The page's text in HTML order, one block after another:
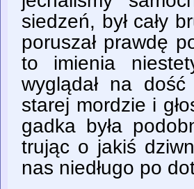
siedzeń, był cały
poruszał prawdę
to imienia
wyglądał na
starej mordzie i
gadka była
trując o jakiś
nas niedługo po